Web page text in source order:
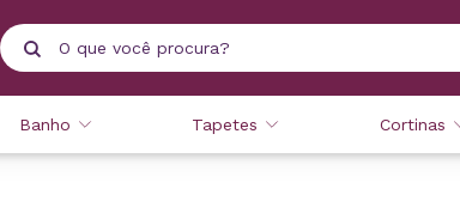
Banho Tapetes Cortinas